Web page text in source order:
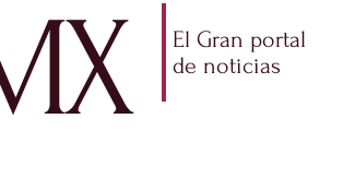
El Gran portal
de noticias